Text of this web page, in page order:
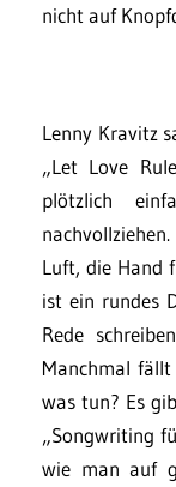
nicht auf
Lenny Kravitz
„Let Love
plötzlich
Luft, die Hand
ist ein rundes
Rede
Manchmal
was tun? Es
„Songwriting
wie man auf